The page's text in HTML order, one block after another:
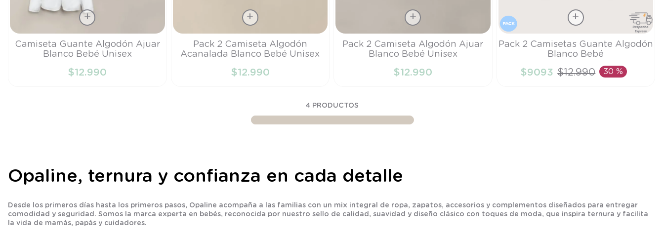
Talla
AÑADIR AL CARRITO
Camiseta Guante Algodón Ajuar
Blanco Bebé Unisex
$12.990
PR
AÑADIR AL CARRITO
Pack 2 Camiseta Algodón
Acanalada Blanco Bebé Unisex
$12.990
Talla
AÑADIR AL CARRITO
Pack 2 Camiseta Algodón Ajuar
Blanco Bebé Unisex
$12.990
Talla
AÑADIR AL CARRITO
Pack 2 Camisetas Guante Algodón
Blanco Bebé
$9093 $12.990 30 %
4 PRODUCTOS
Opaline, ternura y confianza en cada detalle
Desde los primeros días hasta los primeros pasos, Opaline acompaña a las familias con un mix integral de ropa, zapatos, accesorios y complementos diseñados para entregar
comodidad y seguridad. Somos la marca experta en bebés, reconocida por nuestro sello de calidad, suavidad y diseño clásico con toques de moda, que inspira ternura y facilita
la vida de mamás, papás y cuidadores.